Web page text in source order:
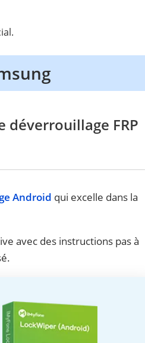
FRP
Android qui excelle dans la
avec des instructions pas à